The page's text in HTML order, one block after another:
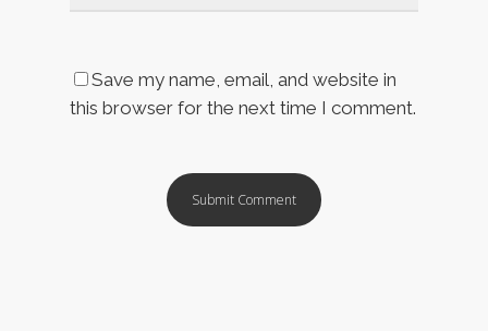
Save my name, email, and website in
this browser for the next time I comment.